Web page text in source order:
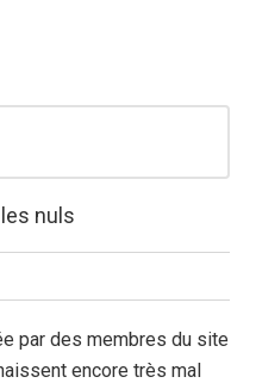
les nuls
par des membres du site
encore très mal